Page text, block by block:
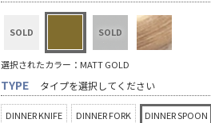
選択されたカラー：MATT GOLD
TYPE タイプを選択してください
DINNER KNIFE DINNER FORK DINNER SPOON